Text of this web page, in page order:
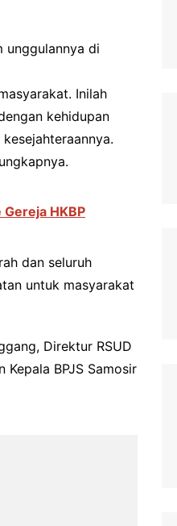
unggulannya di
Inilah
kehidupan
HKBP
dan seluruh
untuk masyarakat
Direktur RSUD
BPJS Samosir